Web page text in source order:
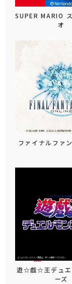
SUPER MARIO
オ
ファイナルファ
遊☆戯☆王デュエ
ーズ